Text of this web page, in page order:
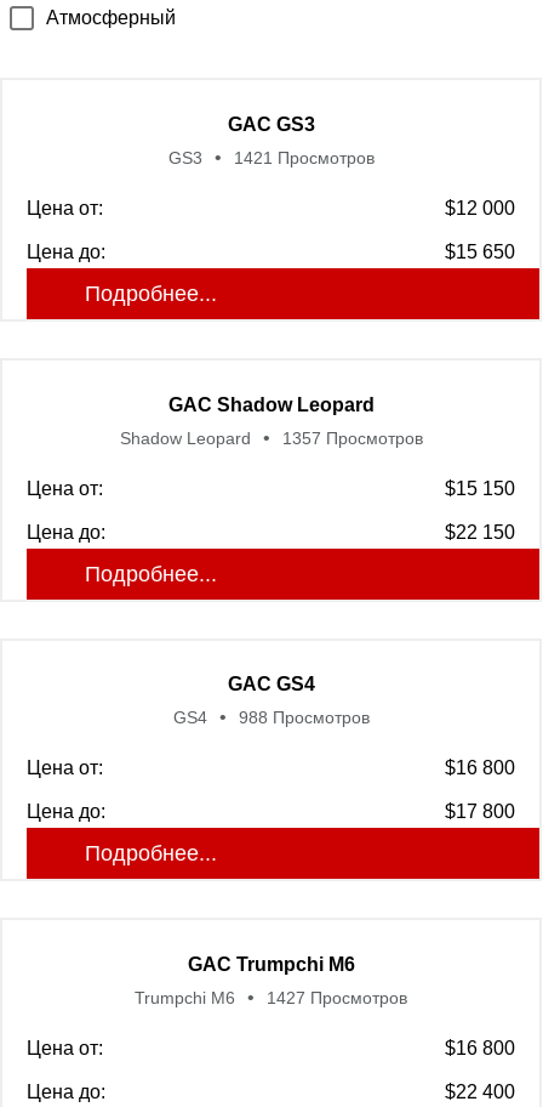
Атмосферный
GAC GS3
GS3 1421 Просмотров
Цена от: $12 000
Цена до: $15 650
Подробнее...
GAC Shadow Leopard
Shadow Leopard 1357 Просмотров
Цена от: $15 150
Цена до: $22 150
Подробнее...
GAC GS4
GS4 988 Просмотров
Цена от: $16 800
Цена до: $17 800
Подробнее...
GAC Trumpchi M6
Trumpchi M6 1427 Просмотров
Цена от: $16 800
Цена до: $22 400